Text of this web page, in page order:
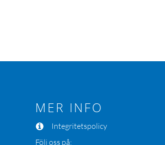
MER INFO
Integritetspolicy
Följ oss på: